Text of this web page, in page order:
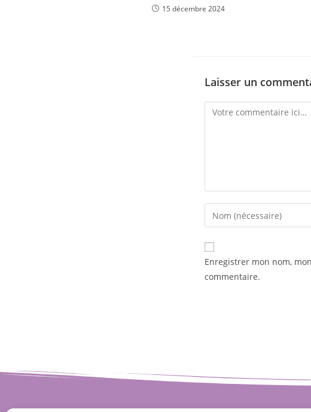
15 décembre 2024
Laisser un
Enregistrer mon nom,
commentaire.